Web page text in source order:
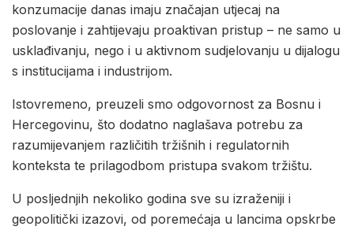
konzumacije danas imaju značajan utjecaj na
poslovanje i zahtijevaju proaktivan pristup – ne samo u
usklađivanju, nego i u aktivnom sudjelovanju u dijalogu
s institucijama i industrijom.
Istovremeno, preuzeli smo odgovornost za Bosnu i
Hercegovinu, što dodatno naglašava potrebu za
razumijevanjem različitih tržišnih i regulatornih
konteksta te prilagodbom pristupa svakom tržištu.
U posljednjih nekoliko godina sve su izraženiji i
geopolitički izazovi, od poremećaja u lancima opskrbe